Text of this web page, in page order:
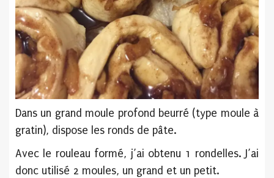
Dans un grand moule profond beurré (type moule à
gratin), dispose les ronds de pâte.
Avec le rouleau formé, j’ai obtenu 1 rondelles. J’ai
donc utilisé 2 moules, un grand et un petit.